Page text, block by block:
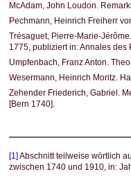
McAdam, John Loudon.
Pechmann, Heinrich Freiherr
Trésaguet, Pierre-Marie-
1775, publiziert in: Annales des
Umpfenbach, Franz Anton.
Wesermann, Heinrich Moritz.
Zehender Friederich, Gabriel.
[Bern 1740].
[1]Abschnitt teilweise wörtlich
zwischen 1740 und 1910, in: